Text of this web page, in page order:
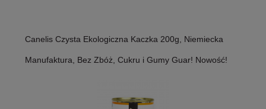
Canelis Czysta Ekologiczna Kaczka 200g, Niemiecka
Manufaktura, Bez Zbóż, Cukru i Gumy Guar! Nowość!